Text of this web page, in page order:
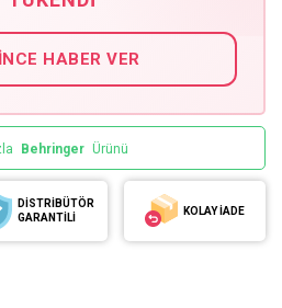
HABER VER
Behringer Ürünü
DİSTRİBÜTÖR
GARANTİLİ
KOLAY İADE